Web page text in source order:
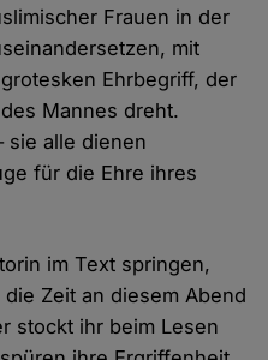
Frauen in der
mit
Ehrbegriff, der
Mannes dreht.
sie alle dienen
für die Ehre ihres
im Text springen,
Zeit an diesem Abend
stockt ihr beim Lesen